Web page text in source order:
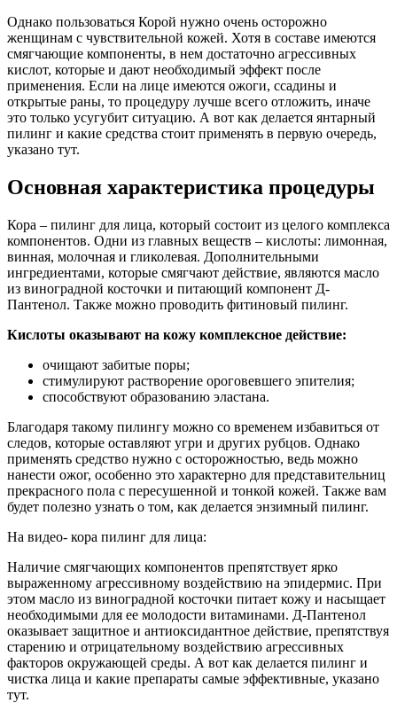
Однако пользоваться Корой нужно очень осторожно
женщинам с чувствительной кожей. Хотя в составе имеются
смягчающие компоненты, в нем достаточно агрессивных
кислот, которые и дают необходимый эффект после
применения. Если на лице имеются ожоги, ссадины и
открытые раны, то процедуру лучше всего отложить, иначе
это только усугубит ситуацию. А вот как делается янтарный
пилинг и какие средства стоит применять в первую очередь,
указано тут.
Основная характеристика процедуры
Кора – пилинг для лица, который состоит из целого комплекса
компонентов. Одни из главных веществ – кислоты: лимонная,
винная, молочная и гликолевая. Дополнительными
ингредиентами, которые смягчают действие, являются масло
из виноградной косточки и питающий компонент Д-
Пантенол. Также можно проводить фитиновый пилинг.
Кислоты оказывают на кожу комплексное действие:
очищают забитые поры;
стимулируют растворение ороговевшего эпителия;
способствуют образованию эластана.
Благодаря такому пилингу можно со временем избавиться от
следов, которые оставляют угри и других рубцов. Однако
применять средство нужно с осторожностью, ведь можно
нанести ожог, особенно это характерно для представительниц
прекрасного пола с пересушенной и тонкой кожей. Также вам
будет полезно узнать о том, как делается энзимный пилинг.
На видео- кора пилинг для лица:
Наличие смягчающих компонентов препятствует ярко
выраженному агрессивному воздействию на эпидермис. При
этом масло из виноградной косточки питает кожу и насыщает
необходимыми для ее молодости витаминами. Д-Пантенол
оказывает защитное и антиоксидантное действие, препятствуя
старению и отрицательному воздействию агрессивных
факторов окружающей среды. А вот как делается пилинг и
чистка лица и какие препараты самые эффективные, указано
тут.